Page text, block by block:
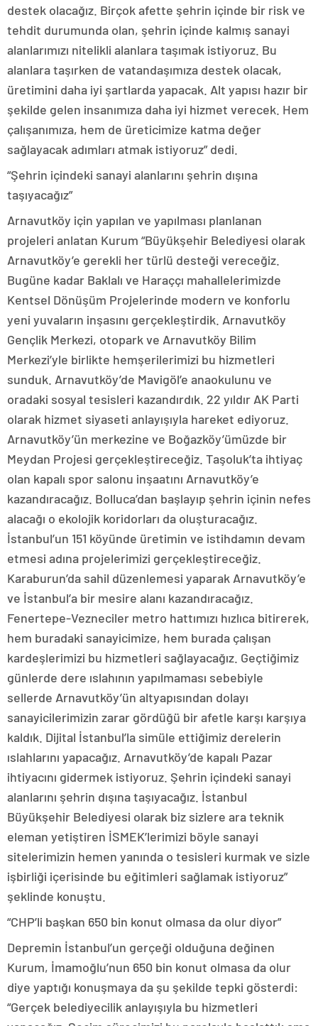
destek olacağız. Birçok afette şehrin içinde bir risk ve
tehdit durumunda olan, şehrin içinde kalmış sanayi
alanlarımızı nitelikli alanlara taşımak istiyoruz. Bu
alanlara taşırken de vatandaşımıza destek olacak,
üretimini daha iyi şartlarda yapacak. Alt yapısı hazır bir
şekilde gelen insanımıza daha iyi hizmet verecek. Hem
çalışanımıza, hem de üreticimize katma değer
sağlayacak adımları atmak istiyoruz” dedi.
“Şehrin içindeki sanayi alanlarını şehrin dışına
taşıyacağız”
Arnavutköy için yapılan ve yapılması planlanan
projeleri anlatan Kurum “Büyükşehir Belediyesi olarak
Arnavutköy’e gerekli her türlü desteği vereceğiz.
Bugüne kadar Baklalı ve Haraççı mahallelerimizde
Kentsel Dönüşüm Projelerinde modern ve konforlu
yeni yuvaların inşasını gerçekleştirdik. Arnavutköy
Gençlik Merkezi, otopark ve Arnavutköy Bilim
Merkezi’yle birlikte hemşerilerimizi bu hizmetleri
sunduk. Arnavutköy’de Mavigöl’e anaokulunu ve
oradaki sosyal tesisleri kazandırdık. 22 yıldır AK Parti
olarak hizmet siyaseti anlayışıyla hareket ediyoruz.
Arnavutköy’ün merkezine ve Boğazköy’ümüzde bir
Meydan Projesi gerçekleştireceğiz. Taşoluk’ta ihtiyaç
olan kapalı spor salonu inşaatını Arnavutköy’e
kazandıracağız. Bolluca’dan başlayıp şehrin içinin nefes
alacağı o ekolojik koridorları da oluşturacağız.
İstanbul’un 151 köyünde üretimin ve istihdamın devam
etmesi adına projelerimizi gerçekleştireceğiz.
Karaburun’da sahil düzenlemesi yaparak Arnavutköy’e
ve İstanbul’a bir mesire alanı kazandıracağız.
Fenertepe-Vezneciler metro hattımızı hızlıca bitirerek,
hem buradaki sanayicimize, hem burada çalışan
kardeşlerimizi bu hizmetleri sağlayacağız. Geçtiğimiz
günlerde dere ıslahının yapılmaması sebebiyle
sellerde Arnavutköy’ün altyapısından dolayı
sanayicilerimizin zarar gördüğü bir afetle karşı karşıya
kaldık. Dijital İstanbul’la simüle ettiğimiz derelerin
ıslahlarını yapacağız. Arnavutköy’de kapalı Pazar
ihtiyacını gidermek istiyoruz. Şehrin içindeki sanayi
alanlarını şehrin dışına taşıyacağız. İstanbul
Büyükşehir Belediyesi olarak biz sizlere ara teknik
eleman yetiştiren İSMEK’lerimizi böyle sanayi
sitelerimizin hemen yanında o tesisleri kurmak ve sizle
işbirliği içerisinde bu eğitimleri sağlamak istiyoruz”
şeklinde konuştu.
“CHP’li başkan 650 bin konut olmasa da olur diyor”
Depremin İstanbul’un gerçeği olduğuna değinen
Kurum, İmamoğlu’nun 650 bin konut olmasa da olur
diye yaptığı konuşmaya da şu şekilde tepki gösterdi:
“Gerçek belediyecilik anlayışıyla bu hizmetleri